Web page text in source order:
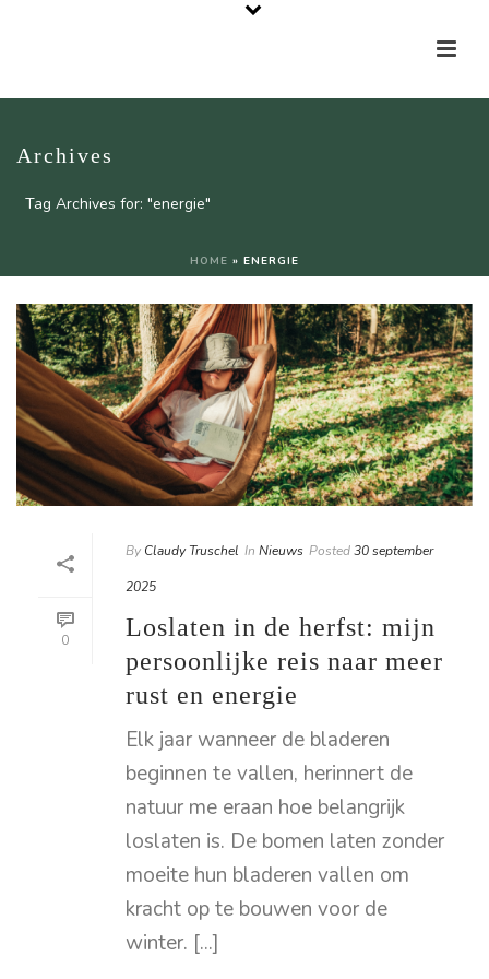
Archives
Tag Archives for: "energie"
HOME » ENERGIE
0
By Claudy Truschel In Nieuws Posted30 september
2025
Loslaten in de herfst: mijn
persoonlijke reis naar meer
rust en energie
Elk jaar wanneer de bladeren
beginnen te vallen, herinnert de
natuur me eraan hoe belangrijk
loslaten is. De bomen laten zonder
moeite hun bladeren vallen om
kracht op te bouwen voor de
winter. [...]